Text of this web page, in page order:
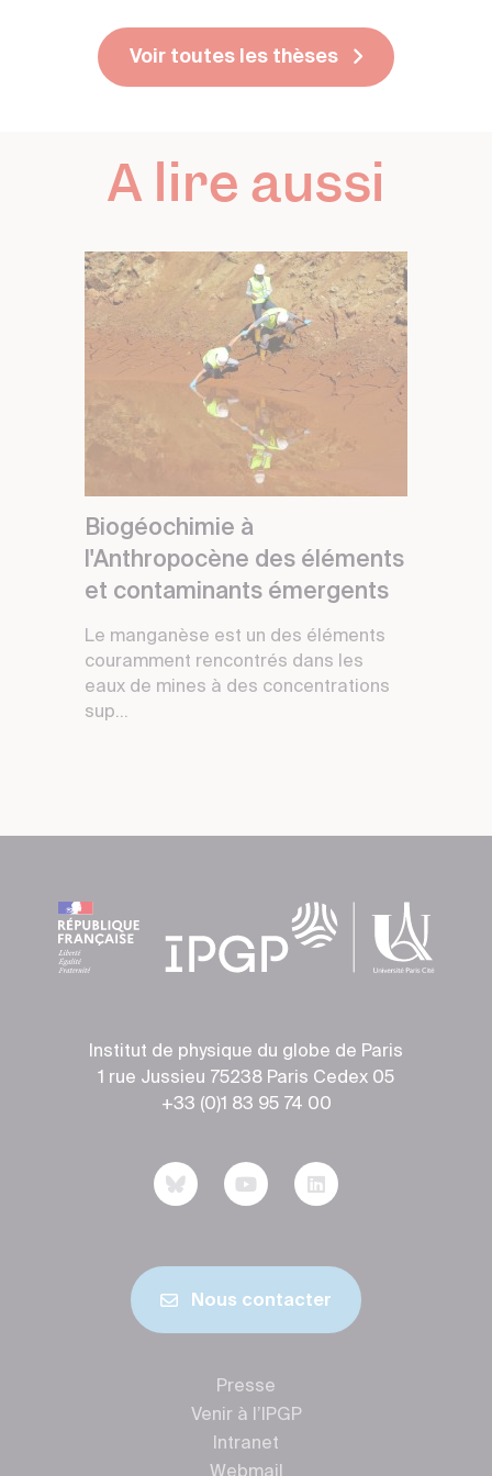
Voir toutes les thèses
A lire aussi
Biogéochimie à
l'Anthropocène des éléments
et contaminants émergents
Le manganèse est un des éléments
couramment rencontrés dans les
eaux de mines à des concentrations
sup...
Institut de physique du globe de Paris
1 rue Jussieu 75238 Paris Cedex 05
+33 (0)1 83 95 74 00
Nous contacter
Presse
Venir à l’IPGP
Intranet